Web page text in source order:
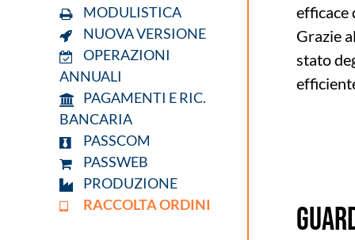
MODULISTICA
NUOVA VERSIONE
OPERAZIONI
ANNUALI
PAGAMENTI E RIC.
BANCARIA
PASSCOM
PASSWEB
PRODUZIONE
RACCOLTA ORDINI
efficace
Grazie
stato